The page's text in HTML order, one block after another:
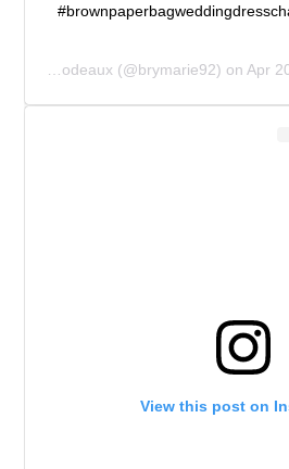
Briana Marie Thibodeaux(@brymarie92) on Apr
View this post on